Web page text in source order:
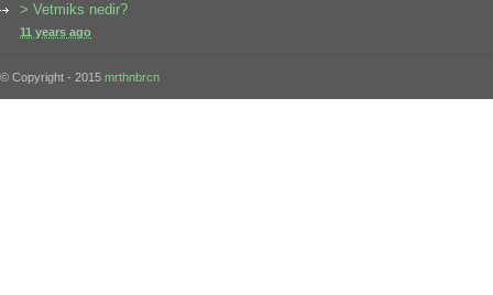
> Vetmiks nedir?
11 years ago
© Copyright - 2015 mrthnbrcn